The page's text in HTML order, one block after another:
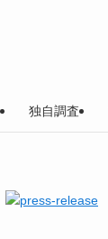
独自調査